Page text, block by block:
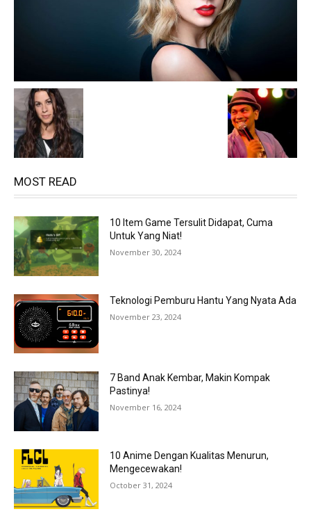
MOST READ
10 Item Game Tersulit Didapat, Cuma
Untuk Yang Niat!
November 30, 2024
Teknologi Pemburu Hantu Yang Nyata Ada
November 23, 2024
7 Band Anak Kembar, Makin Kompak
Pastinya!
November 16, 2024
10 Anime Dengan Kualitas Menurun,
Mengecewakan!
October 31, 2024